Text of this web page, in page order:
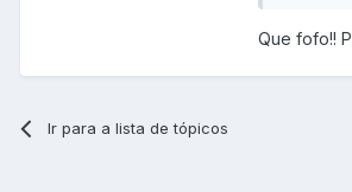
Que fofo!!
Ir para a lista de tópicos